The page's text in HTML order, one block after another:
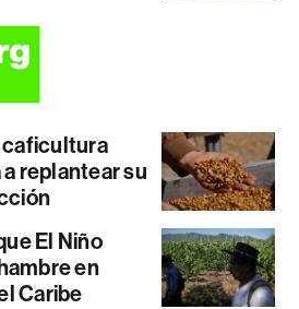
caficultura
replantear su
El Niño
en
Caribe